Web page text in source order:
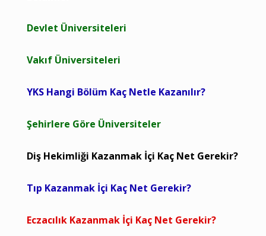
Devlet Üniversiteleri
Vakıf Üniversiteleri
YKS Hangi Bölüm Kaç Netle Kazanılır?
Şehirlere Göre Üniversiteler
Diş Hekimliği Kazanmak İçi Kaç Net Gerekir?
Tıp Kazanmak İçi Kaç Net Gerekir?
Eczacılık Kazanmak İçi Kaç Net Gerekir?